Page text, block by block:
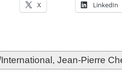
X
LinkedIn
, Jean-Pierre